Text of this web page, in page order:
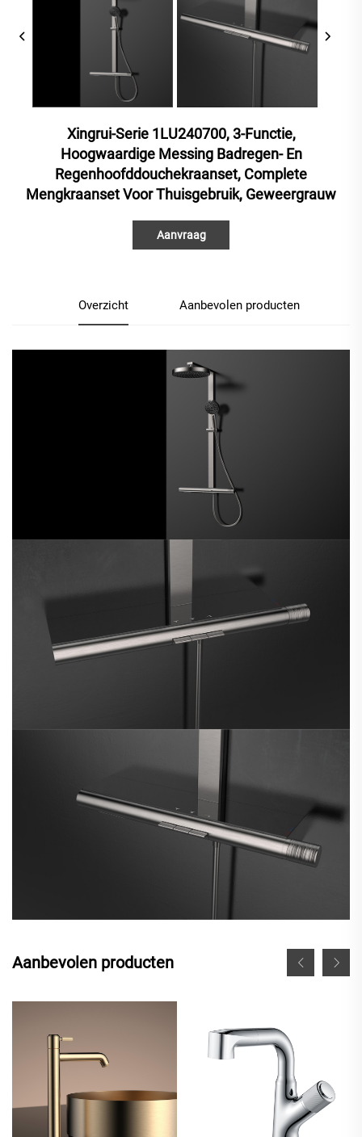
Xingrui-Serie 1LU240700, 3-Functie,
Hoogwaardige Messing Badregen- En
Regenhoofddouchekraanset, Complete
Mengkraanset Voor Thuisgebruik, Geweergrauw
Aanvraag
Overzicht Aanbevolen producten
Aanbevolen producten